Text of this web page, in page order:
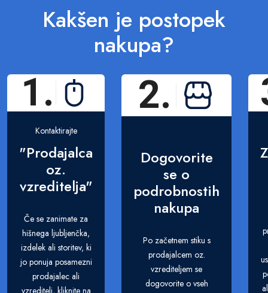
Kakšen je postopek
nakupa?
1.
Kontaktirajte
"Prodajalca
oz.
vzreditelja"
Če se zanimate za
hišnega ljubljenčka,
izdelek ali storitev, ki
jo ponuja posamezni
prodajalec ali
2.
Dogovorite
se o
podrobnostih
nakupa
Po začetnem stiku s
prodajalcem oz.
vzrediteljem se
dogovorite o vseh